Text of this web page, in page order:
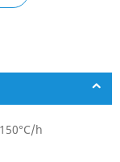
h